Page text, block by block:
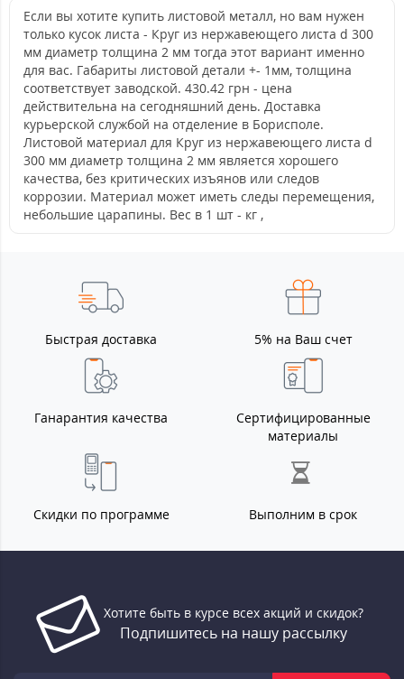
Если вы хотите купить листовой металл, но вам нужен
только кусок листа - Круг из нержавеющего листа d 300
мм диаметр толщина 2 мм тогда этот вариант именно
для вас. Габариты листовой детали +- 1мм, толщина
соответствует заводской. 430.42 грн - цена
действительна на сегодняшний день. Доставка
курьерской службой на отделение в Борисполе.
Листовой материал для Круг из нержавеющего листа d
300 мм диаметр толщина 2 мм является хорошего
качества, без критических изъянов или следов
коррозии. Материал может иметь следы перемещения,
небольшие царапины. Вес в 1 шт - кг ,
Быстрая доставка 5% на Ваш счет
Ганарантия качества
Сертифицированные
материалы
Скидки по программе Выполним в срок
Хотите быть в курсе всех акций и скидок?
Подпишитесь на нашу рассылку